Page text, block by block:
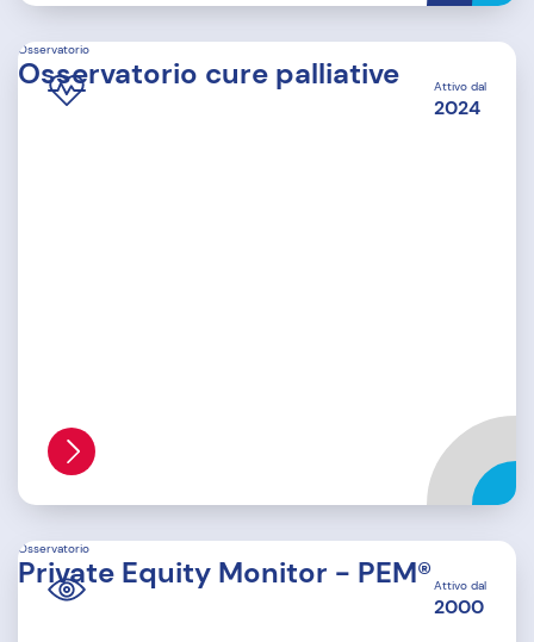
Attivo dal
2024
Osservatorio
Osservatorio cure palliative
Attivo dal
2000
Osservatorio
Private Equity Monitor - PEM®